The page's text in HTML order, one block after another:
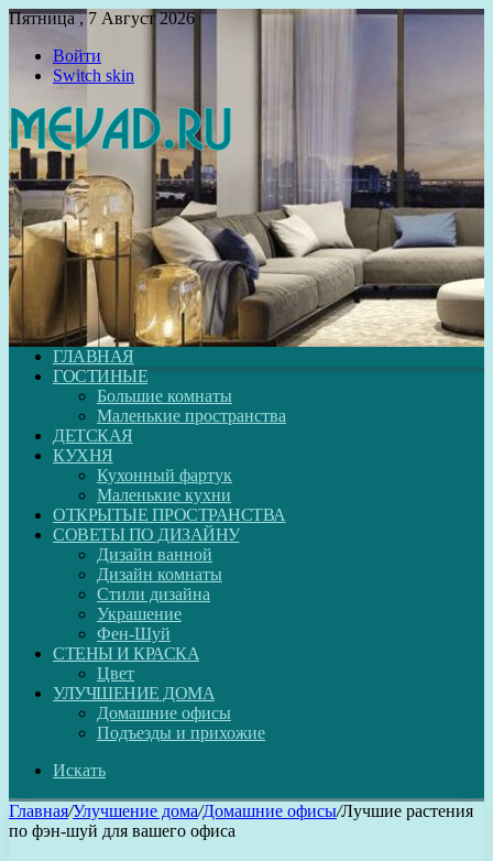
Пятница , 7 Август 2026
Войти
Switch skin
ГЛАВНАЯ
ГОСТИНЫЕ
Большие комнаты
Маленькие пространства
ДЕТСКАЯ
КУХНЯ
Кухонный фартук
Маленькие кухни
ОТКРЫТЫЕ ПРОСТРАНСТВА
СОВЕТЫ ПО ДИЗАЙНУ
Дизайн ванной
Дизайн комнаты
Стили дизайна
Украшение
Фен-Шуй
СТЕНЫ И КРАСКА
Цвет
УЛУЧШЕНИЕ ДОМА
Домашние офисы
Подъезды и прихожие
Искать
Главная/Улучшение дома/Домашние офисы/Лучшие растения
по фэн-шуй для вашего офиса